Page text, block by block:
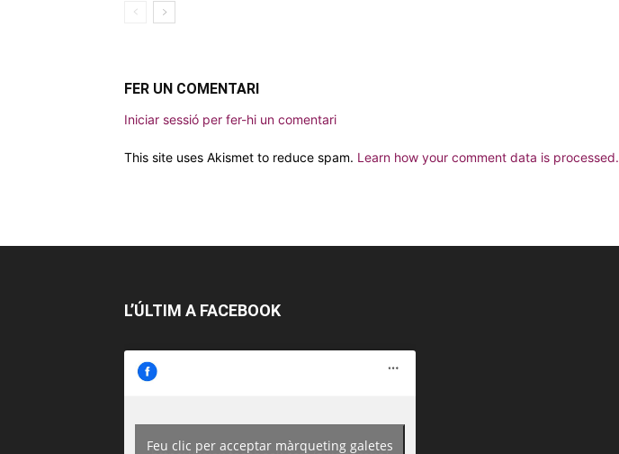
FER UN COMENTARI
Iniciar sessió per fer-hi un comentari
This site uses Akismet to reduce spam. Learn how your comment data is processed.
L’ÚLTIM A FACEBOOK
Feu clic per acceptar màrqueting galetes